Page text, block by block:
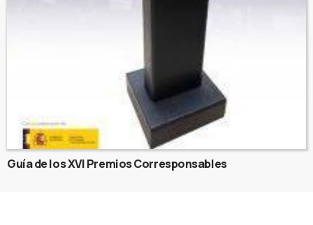
Guía de los XVI Premios Corresponsables